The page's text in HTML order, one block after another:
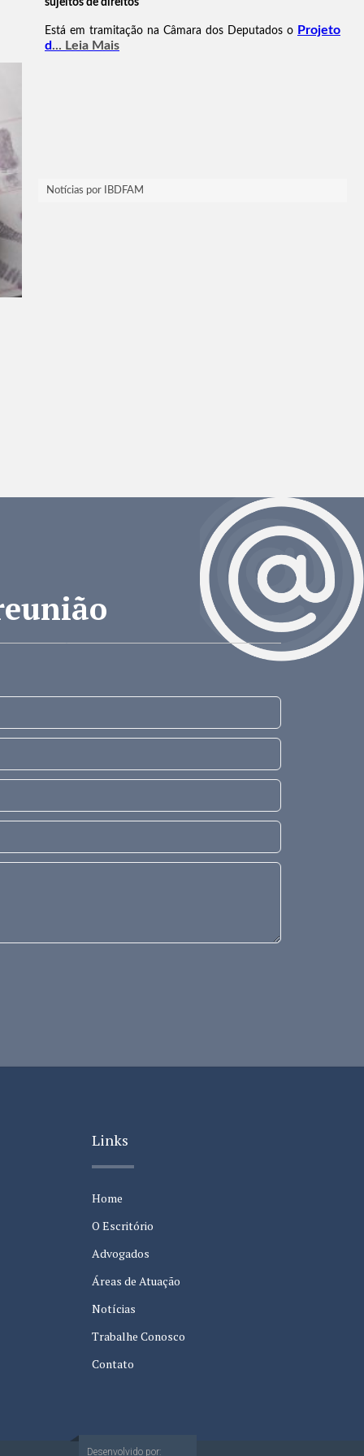
Notícias por IBDFAM
Links
Home
O Escritório
Advogados
Áreas de Atuação
Notícias
Trabalhe Conosco
Contato
Desenvolvido por: